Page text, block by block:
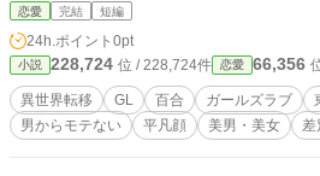
恋愛 完結 短編
24h.ポイント 0pt
小説 228,724 位 / 228,724件 恋愛 66,356
異世界転移 GL 百合 ガールズラブ
男からモテない
平凡顔 美男・美女 差